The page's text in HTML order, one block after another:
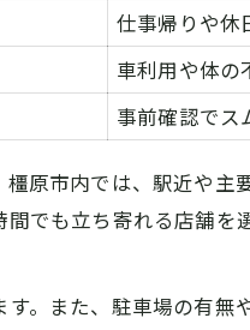
仕事帰りや休
車利用や体の
事前確認でス
原市内では、駅近や主
でも立ち寄れる店舗を
。また、駐車場の有無